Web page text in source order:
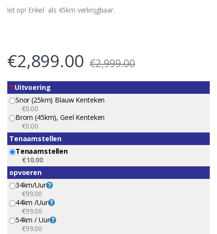
let op! Enkel als 45km verkrijgbaar.
€2,899.00 €2,999.00
*Uitvoering
Snor (25km) Blauw Kenteken
€0.00
Brom (45km), Geel Kenteken
€0.00
Tenaamstellen
Tenaamstellen
€10.00
opvoeren
34km/uur
€99.00
44km /uur
€99.00
54km / Uur
€99.00